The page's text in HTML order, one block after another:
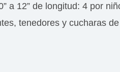
a 12” de longitud: 4 por
tenedores y cucharas